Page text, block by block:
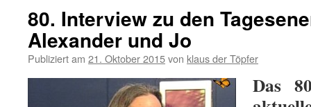
80. Interview zu den
Alexander und Jo
Publiziert am 21. Oktober 2015von klaus der Töpfer
Das